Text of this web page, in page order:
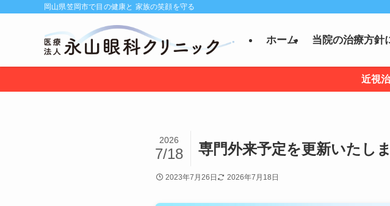
岡山県笠岡市で目の健康と 家族の笑顔を守る
ホーム 当院の治療方針
近視
専門外来予定を更新いたしま
2026
7/18
2023年7月26日 2026年7月18日